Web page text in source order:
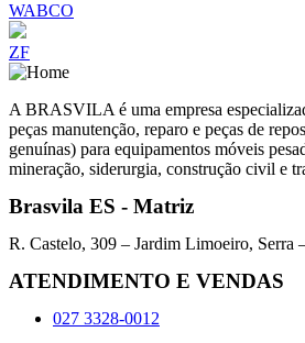
WABCO
ZF
A BRASVILA é uma empresa
peças manutenção, reparo e peças de
genuínas) para equipamentos móveis
mineração, siderurgia, construção civil e
Brasvila ES - Matriz
R. Castelo, 309 – Jardim Limoeiro, Serra
ATENDIMENTO E VENDAS
027 3328-0012